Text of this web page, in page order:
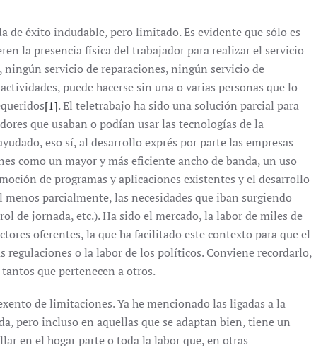
de éxito indudable, pero limitado. Es evidente que sólo es
la presencia física del trabajador para realizar el servicio
ningún servicio de reparaciones, ningún servicio de
puede hacerse sin una o varias personas que lo
[1]. El teletrabajo ha sido una solución parcial para
que usaban o podían usar las tecnologías de la
eso sí, al desarrollo exprés por parte las empresas
como un mayor y más eficiente ancho de banda, un uso
de programas y aplicaciones existentes y el desarrollo
parcialmente, las necesidades que iban surgiendo
de jornada, etc.). Ha sido el mercado, la labor de miles de
oferentes, la que ha facilitado este contexto para que el
regulaciones o la labor de los políticos. Conviene recordarlo,
que pertenecen a otros.
de limitaciones. Ya he mencionado las ligadas a la
pero incluso en aquellas que se adaptan bien, tiene un
en el hogar parte o toda la labor que, en otras